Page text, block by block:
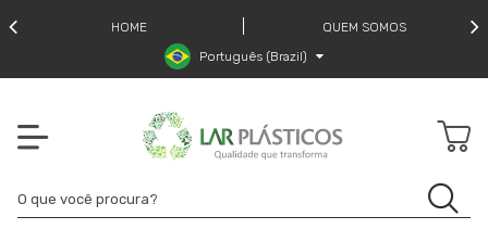
HOME
QUEM SOMOS
Português (Brazil)